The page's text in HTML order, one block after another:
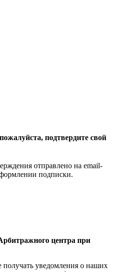
подтвердите свой
отправлено на email-
подписки.
центра при
уведомления о наших